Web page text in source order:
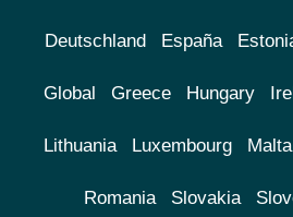
Deutschland España
Global Greece Hungary
Lithuania Luxembourg Malta
Romania Slovakia